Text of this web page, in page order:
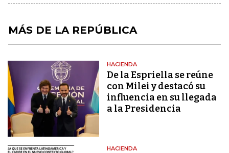
MÁS DE LA REPÚBLICA
HACIENDA
De la Espriella se reúne
con Milei y destacó su
influencia en su llegada
a la Presidencia
HACIENDA